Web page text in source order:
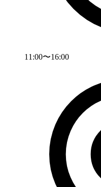
11:00〜16:00